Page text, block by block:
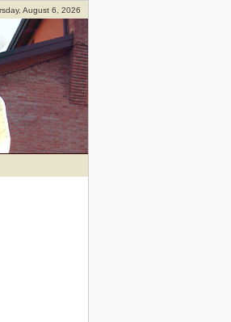
August 6, 2026